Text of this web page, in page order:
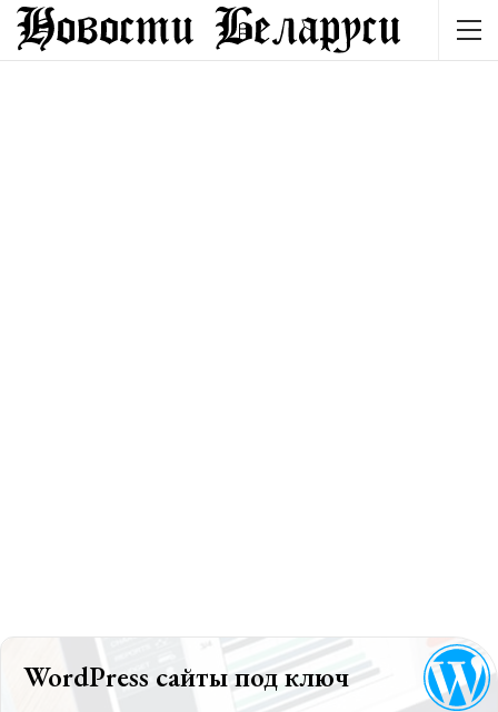
WordPress сайты под ключ